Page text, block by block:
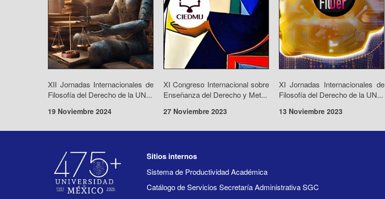
XII Jornadas Internacionales de
Filosofía del Derecho de la UN...
19 Noviembre 2024
XI Congreso Internacional sobre
Enseñanza del Derecho y Met...
27 Noviembre 2023
XI Jornadas Internacionales de
Filosofía del Derecho de la UN...
13 Noviembre 2023
Sitios internos
Sistema de Productividad Académica
Catálogo de Servicios Secretaría Administrativa SGC